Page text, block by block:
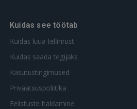
Kuidas see töötab
Kuidas luua tellimust
Kuidas saada tegijaks
Kasutustingimused
Privaatsuspoliitika
Eelistuste haldamine